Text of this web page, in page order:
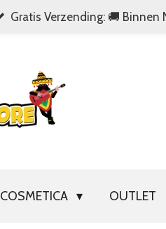
Gratis Verzending: 🚚 Binnen
COSMETICA OUTLET